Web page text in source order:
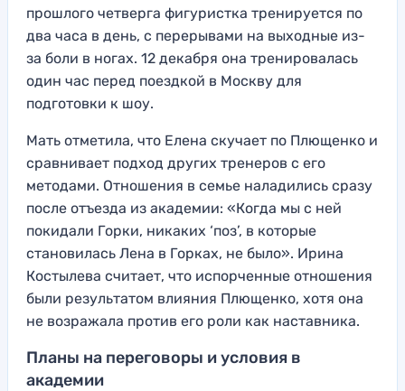
прошлого четверга фигуристка тренируется по
два часа в день, с перерывами на выходные из-
за боли в ногах. 12 декабря она тренировалась
один час перед поездкой в Москву для
подготовки к шоу.
Мать отметила, что Елена скучает по Плющенко и
сравнивает подход других тренеров с его
методами. Отношения в семье наладились сразу
после отъезда из академии: «Когда мы с ней
покидали Горки, никаких ‘поз’, в которые
становилась Лена в Горках, не было». Ирина
Костылева считает, что испорченные отношения
были результатом влияния Плющенко, хотя она
не возражала против его роли как наставника.
Планы на переговоры и условия в
академии